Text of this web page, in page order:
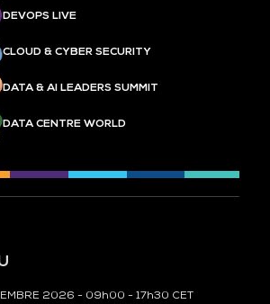
DEVOPS LIVE
CLOUD & CYBER SECURITY
DATA & AI LEADERS SUMMIT
DATA CENTRE WORLD
2026 - 09h00 - 17h30 CET